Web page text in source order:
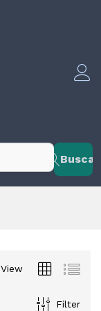
Buscar
View
Filter